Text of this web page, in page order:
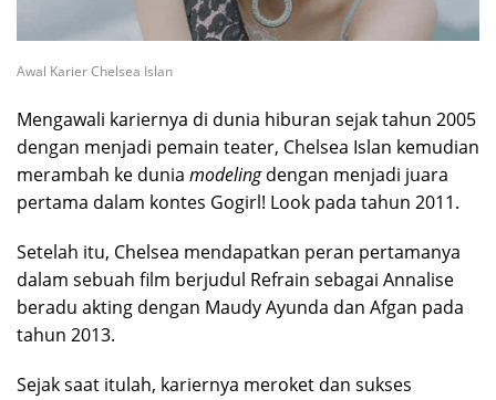
Awal Karier Chelsea Islan
Mengawali kariernya di dunia hiburan sejak tahun 2005
dengan menjadi pemain teater, Chelsea Islan kemudian
merambah ke dunia modelingdengan menjadi juara
pertama dalam kontes Gogirl! Look pada tahun 2011.
Setelah itu, Chelsea mendapatkan peran pertamanya
dalam sebuah film berjudul Refrain sebagai Annalise
beradu akting dengan Maudy Ayunda dan Afgan pada
tahun 2013.
Sejak saat itulah, kariernya meroket dan sukses